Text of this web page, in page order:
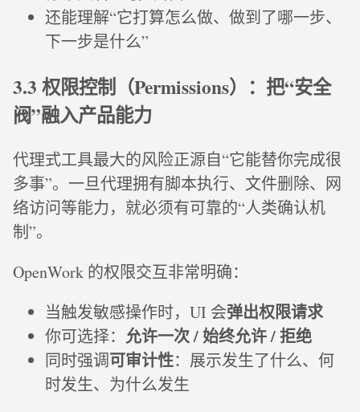
还能理解“它打算怎么做、做到了哪一步、
下一步是什么”
3.3 权限控制（Permissions）：把“安全
阀”融入产品能力
代理式工具最大的风险正源自“它能替你完成很
多事”。一旦代理拥有脚本执行、文件删除、网
络访问等能力，就必须有可靠的“人类确认机
制”。
OpenWork 的权限交互非常明确：
当触发敏感操作时，UI 会弹出权限请求
你可选择： 允许一次 / 始终允许 / 拒绝
同时强调可审计性：展示发生了什么、何
时发生、为什么发生